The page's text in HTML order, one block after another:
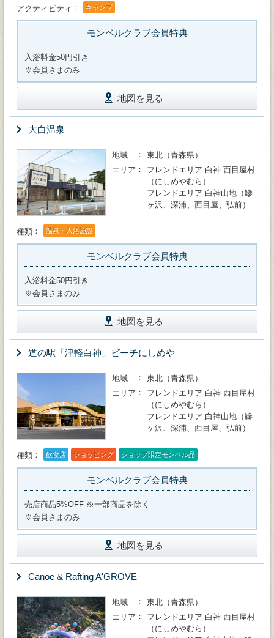
アクティビティ キャンプ
モンベルクラブ会員特典
入浴料金50円引き
※会員さまのみ
地図を見る
大白温泉
地域
東北（青森県）
エリア
フレンドエリア 白神 西目屋村
（にしめやむら）
フレンドエリア 白神山地（鰺
ヶ沢、深浦、西目屋、弘前）
種類 温泉・入浴施設
モンベルクラブ会員特典
入浴料金50円引き
※会員さまのみ
地図を見る
道の駅「津軽白神」ビーチにしめや
地域
東北（青森県）
エリア
フレンドエリア 白神 西目屋村
（にしめやむら）
フレンドエリア 白神山地（鰺
ヶ沢、深浦、西目屋、弘前）
種類 飲食店 ショッピング ショップ限定モンベル品
モンベルクラブ会員特典
売店商品5%OFF ※一部商品を除く
※会員さまのみ
地図を見る
Canoe & Rafting A'GROVE
地域
東北（青森県）
エリア
フレンドエリア 白神 西目屋村
（にしめやむら）